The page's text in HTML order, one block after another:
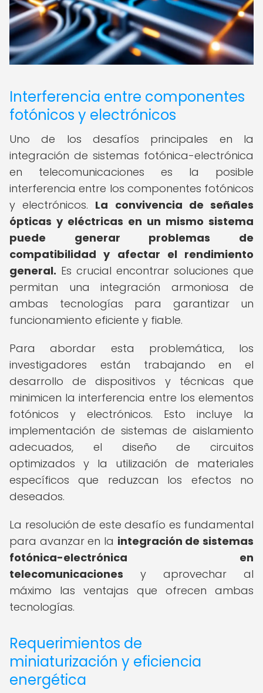
Interferencia entre componentes
fotónicos y electrónicos
Uno de los desafíos principales en la
integración de sistemas fotónica-electrónica
en telecomunicaciones es la posible
interferencia entre los componentes fotónicos
y electrónicos. La convivencia de señales
ópticas y eléctricas en un mismo sistema
puede generar problemas de
compatibilidad y afectar el rendimiento
general. Es crucial encontrar soluciones que
permitan una integración armoniosa de
ambas tecnologías para garantizar un
funcionamiento eficiente y fiable.
Para abordar esta problemática, los
investigadores están trabajando en el
desarrollo de dispositivos y técnicas que
minimicen la interferencia entre los elementos
fotónicos y electrónicos. Esto incluye la
implementación de sistemas de aislamiento
adecuados, el diseño de circuitos
optimizados y la utilización de materiales
específicos que reduzcan los efectos no
deseados.
La resolución de este desafío es fundamental
para avanzar en la integración de sistemas
fotónica-electrónica en
telecomunicaciones y aprovechar al
máximo las ventajas que ofrecen ambas
tecnologías.
Requerimientos de
miniaturización y eficiencia
energética